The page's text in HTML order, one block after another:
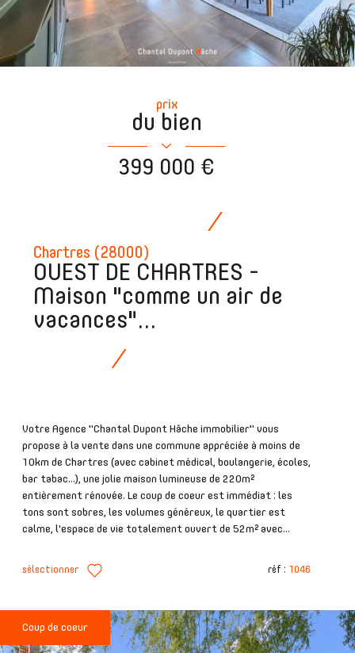
Chartres (28000)
OUEST DE CHARTRES -
Maison "comme un air de
vacances"...
Votre Agence "Chantal Dupont Hâche immobilier" vous
propose à la vente dans une commune appréciée à moins de
10km de Chartres (avec cabinet médical, boulangerie, écoles,
bar tabac...), une jolie maison lumineuse de 220m²
entièrement rénovée. Le coup de coeur est immédiat : les
tons sont sobres, les volumes généreux, le quartier est
calme, l'espace de vie totalement ouvert de 52m² avec...
prix
du bien
399 000 €
sélectionner réf : 1046
Coup de coeur